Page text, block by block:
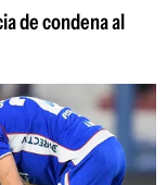
de condena al